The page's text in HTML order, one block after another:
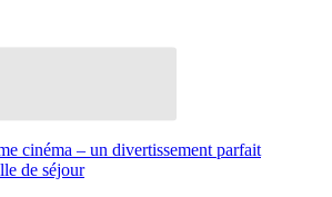
cinéma – un divertissement parfait
de séjour